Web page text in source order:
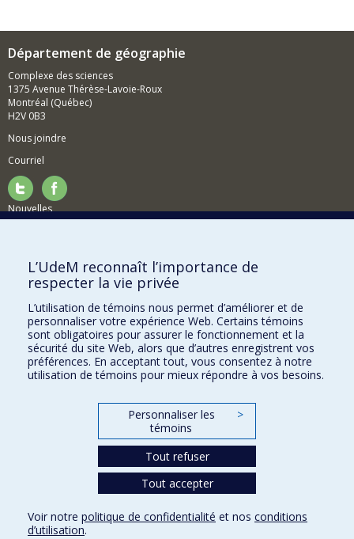
Département de géographie
Complexe des sciences
1375 Avenue Thérèse-Lavoie-Roux
Montréal (Québec)
H2V 0B3
Nous joindre
Courriel
Nouvelles
Comment soutenir le Département?
BESOIN D'AIDE?
Plan du site
Signaler une erreur
Accessibilité
FACULTÉ DES ARTS ET DES SCIENCES
Nos départements et écoles
Conditions d’utilisation
L’UdeM reconnaît l’importance de
respecter la vie privée
L’utilisation de témoins nous permet d’améliorer et de
personnaliser votre expérience Web. Certains témoins
sont obligatoires pour assurer le fonctionnement et la
sécurité du site Web, alors que d’autres enregistrent vos
préférences. En acceptant tout, vous consentez à notre
utilisation de témoins pour mieux répondre à vos besoins.
Personnaliser les
témoins
>
Tout refuser
Tout accepter
Voir notre politique de confidentialité et nos conditions
d’utilisation.